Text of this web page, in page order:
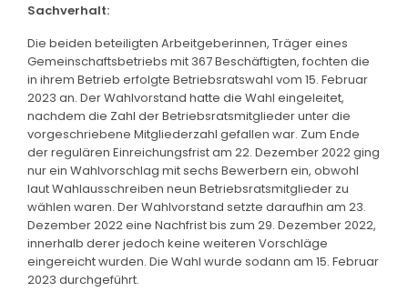
Sachverhalt:
Die beiden beteiligten Arbeitgeberinnen, Träger eines
Gemeinschaftsbetriebs mit 367 Beschäftigten, fochten die
in ihrem Betrieb erfolgte Betriebsratswahl vom 15. Februar
2023 an. Der Wahlvorstand hatte die Wahl eingeleitet,
nachdem die Zahl der Betriebsratsmitglieder unter die
vorgeschriebene Mitgliederzahl gefallen war. Zum Ende
der regulären Einreichungsfrist am 22. Dezember 2022 ging
nur ein Wahlvorschlag mit sechs Bewerbern ein, obwohl
laut Wahlausschreiben neun Betriebsratsmitglieder zu
wählen waren. Der Wahlvorstand setzte daraufhin am 23.
Dezember 2022 eine Nachfrist bis zum 29. Dezember 2022,
innerhalb derer jedoch keine weiteren Vorschläge
eingereicht wurden. Die Wahl wurde sodann am 15. Februar
2023 durchgeführt.